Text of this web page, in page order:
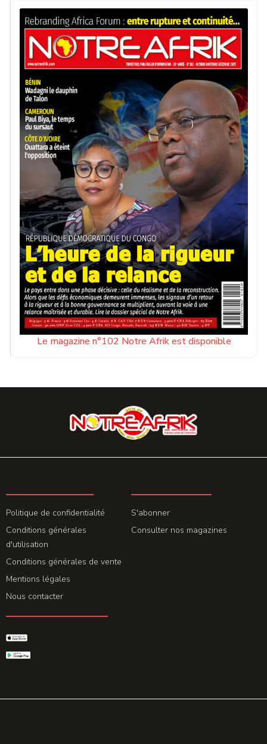
Le magazine n°102 Notre Afrik est disponible
Politique de confidentialité
Conditions générales
d'utilisation
Conditions générales de vente
Mentions légales
Nous contacter
S'abonner
Consulter nos magazines